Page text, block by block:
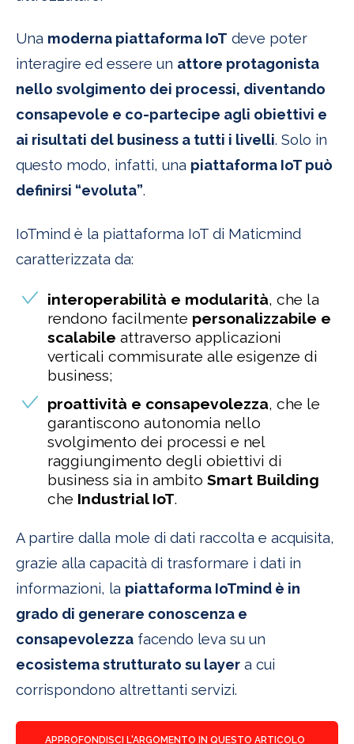
Una moderna piattaforma IoT deve poter
interagire ed essere un attore protagonista
nello svolgimento dei processi, diventando
consapevole e co-partecipe agli obiettivi e
ai risultati del business a tutti i livelli. Solo in
questo modo, infatti, una piattaforma IoT può
definirsi “evoluta”.
IoTmind è la piattaforma IoT di Maticmind
caratterizzata da:
interoperabilità e modularità, che la
rendono facilmente personalizzabile e
scalabile attraverso applicazioni
verticali commisurate alle esigenze di
business;
proattività e consapevolezza, che le
garantiscono autonomia nello
svolgimento dei processi e nel
raggiungimento degli obiettivi di
business sia in ambito Smart Building
che Industrial IoT.
A partire dalla mole di dati raccolta e acquisita,
grazie alla capacità di trasformare i dati in
informazioni, la piattaforma IoTmind è in
grado di generare conoscenza e
consapevolezza facendo leva su un
ecosistema strutturato su layer a cui
corrispondono altrettanti servizi.
APPROFONDISCI L'ARGOMENTO IN QUESTO ARTICOLO